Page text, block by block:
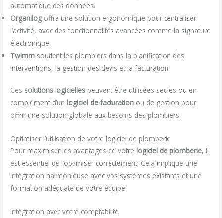
automatique des données.
Organilogoffre une solution ergonomique pour centraliser
l’activité, avec des fonctionnalités avancées comme la signature
électronique.
Twimm soutient les plombiers dans la planification des
interventions, la gestion des devis et la facturation.
Ces solutions logicielles peuvent être utilisées seules ou en
complément d’un logiciel de facturation ou de gestion pour
offrir une solution globale aux besoins des plombiers.
Optimiser l’utilisation de votre logiciel de plomberie
Pour maximiser les avantages de votre logiciel de plomberie, il
est essentiel de l’optimiser correctement. Cela implique une
intégration harmonieuse avec vos systèmes existants et une
formation adéquate de votre équipe.
Intégration avec votre comptabilité